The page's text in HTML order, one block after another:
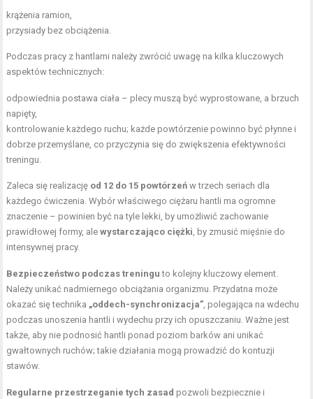
krążenia ramion,
przysiady bez obciążenia.
Podczas pracy z hantlami należy zwrócić uwagę na kilka kluczowych
aspektów technicznych:
odpowiednia postawa ciała – plecy muszą być wyprostowane, a brzuch
napięty,
kontrolowanie każdego ruchu; każde powtórzenie powinno być płynne i
dobrze przemyślane, co przyczynia się do zwiększenia efektywności
treningu.
Zaleca się realizację od 12 do 15 powtórzeń w trzech seriach dla
każdego ćwiczenia. Wybór właściwego ciężaru hantli ma ogromne
znaczenie – powinien być na tyle lekki, by umożliwić zachowanie
prawidłowej formy, alewystarczająco ciężki, by zmusić mięśnie do
intensywnej pracy.
Bezpieczeństwo podczas treningu to kolejny kluczowy element.
Należy unikać nadmiernego obciążania organizmu. Przydatna może
okazać się technika „oddech-synchronizacja”, polegająca na wdechu
podczas unoszenia hantli i wydechu przy ich opuszczaniu. Ważne jest
także, aby nie podnosić hantli ponad poziom barków ani unikać
gwałtownych ruchów; takie działania mogą prowadzić do kontuzji
stawów.
Regularne przestrzeganie tych zasad pozwoli bezpiecznie i